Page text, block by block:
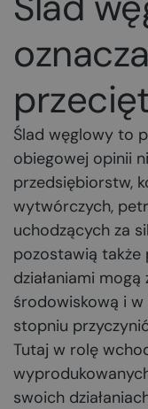
Ślad węglowy to
obiegowej opinii
przedsiębiorstw,
wytwórczych,
uchodzących za
pozostawią także
działaniami
środowiskową i
stopniu
Tutaj w rolę
swoich